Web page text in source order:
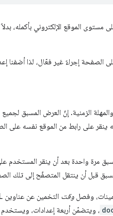
الموقع الإلكتروني بأكمله،
الصفحة إجراءً غير فعّال، لذا أضفنا
والمهلة الزمنية. إنّ العرض المسبق
ينقر على رابط من الموقع نفسه على
مرة واحدة بعد أن ينقر
قبل أن ينتقل المتصفّح إلى تلك
وفصلوقت التخمين عن عناوين URL التي سيتم إجراء التخمينات عليها. يتوفّر الإعداد
، ويتضمّن أربعة إعدادات، ويستخدم Chrome الإرشادات التجريبية التالية لكلّ منها: